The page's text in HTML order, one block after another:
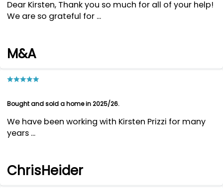
Dear Kirsten, Thank you so much for all of your help!
We are so grateful for ...
M&A
Bought and sold a home in 2025/26.
We have been working with Kirsten Prizzi for many
years ...
ChrisHeider